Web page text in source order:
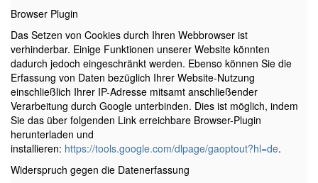
Browser Plugin
Das Setzen von Cookies durch Ihren Webbrowser ist
verhinderbar. Einige Funktionen unserer Website könnten
dadurch jedoch eingeschränkt werden. Ebenso können Sie die
Erfassung von Daten bezüglich Ihrer Website-Nutzung
einschließlich Ihrer IP-Adresse mitsamt anschließender
Verarbeitung durch Google unterbinden. Dies ist möglich, indem
Sie das über folgenden Link erreichbare Browser-Plugin
herunterladen und
installieren: https://tools.google.com/dlpage/gaoptout?hl=de.
Widerspruch gegen die Datenerfassung